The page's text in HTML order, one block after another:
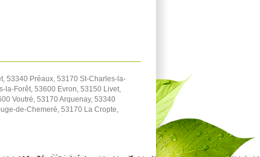
53340 Préaux, 53170 St-Charles-la-
la-Forêt, 53600 Evron, 53150 Livet,
Voutré, 53170 Arquenay, 53340
de-Chemeré, 53170 La Cropte,